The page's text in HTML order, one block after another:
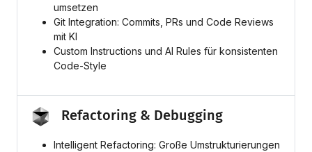
umsetzen
Git Integration: Commits, PRs und Code Reviews
mit KI
Custom Instructions und AI Rules für konsistenten
Code-Style
Refactoring & Debugging
Intelligent Refactoring: Große Umstrukturierungen